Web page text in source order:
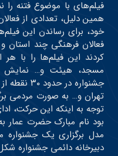
فیلم‌های با موضوع فتنه را
همین دلیل، تعدادی از
خود، برای رساندن این
فعالان فرهنگی چند استان
کردند این فیلم‌ها را با
مسجد، هیئت و… نمایش
جشنواره
توجه به اینکه این حرکت،
بود نام مبارک حضرت عمار
مدل برگزاری یک جشنواره
دبیرخانه دائمی جشنواره